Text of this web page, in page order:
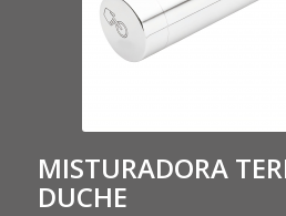
MISTURADORA
DUCHE